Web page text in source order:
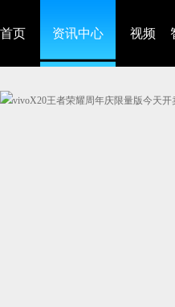
首页 资讯中心 视频